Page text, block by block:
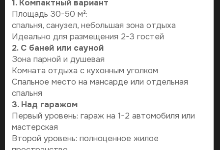
Классический - традиционные формы,
элегантность, проверенные временем решения